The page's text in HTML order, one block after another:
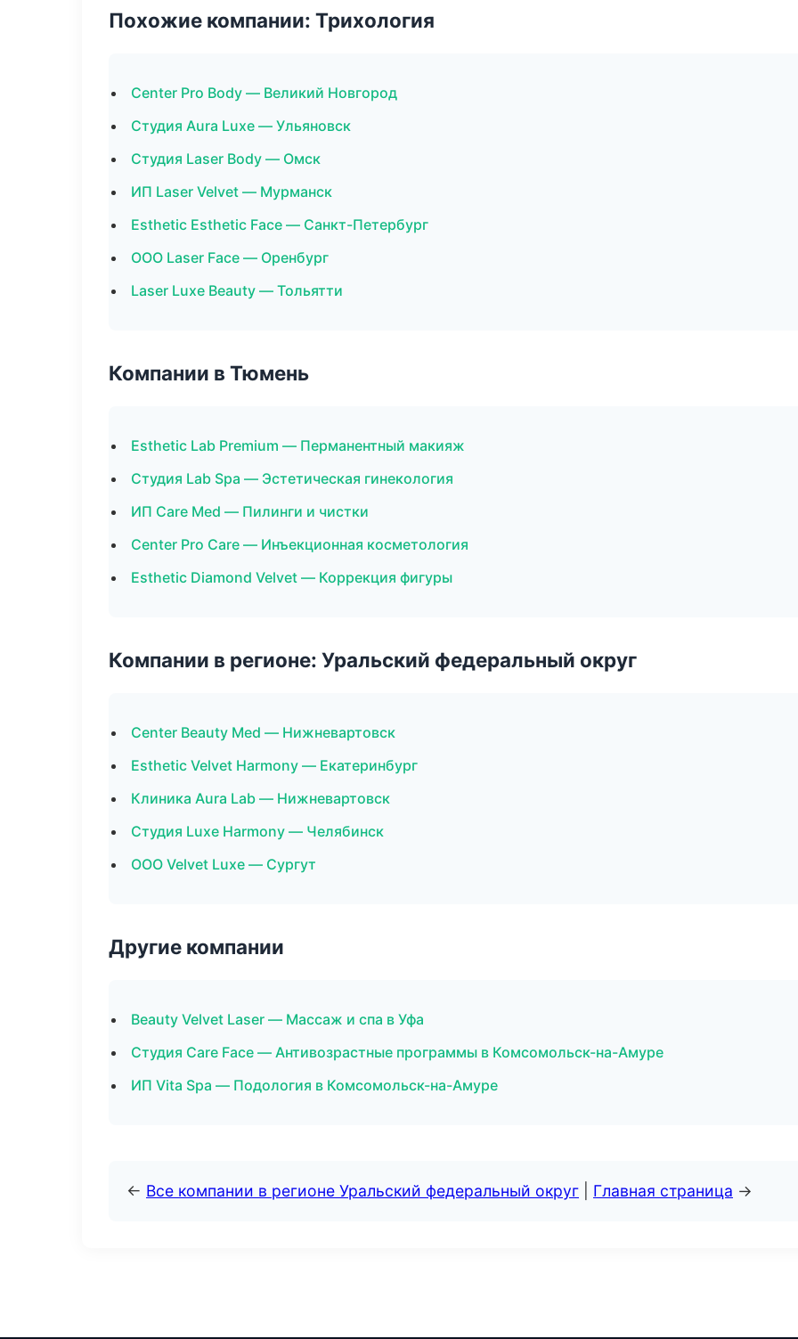
Похожие компании: Трихология
Center Pro Body — Великий Новгород
Студия Aura Luxe — Ульяновск
Студия Laser Body — Омск
ИП Laser Velvet — Мурманск
Esthetic Esthetic Face — Санкт-Петербург
ООО Laser Face — Оренбург
Laser Luxe Beauty — Тольятти
Компании в Тюмень
Esthetic Lab Premium — Перманентный макияж
Студия Lab Spa — Эстетическая гинекология
ИП Care Med — Пилинги и чистки
Center Pro Care — Инъекционная косметология
Esthetic Diamond Velvet — Коррекция фигуры
Компании в регионе: Уральский федеральный округ
Center Beauty Med — Нижневартовск
Esthetic Velvet Harmony — Екатеринбург
Клиника Aura Lab — Нижневартовск
Студия Luxe Harmony — Челябинск
ООО Velvet Luxe — Сургут
Другие компании
Beauty Velvet Laser — Массаж и спа в Уфа
Студия Care Face — Антивозрастные программы в Комсомольск-на-Амуре
ИП Vita Spa — Подология в Комсомольск-на-Амуре
← Все компании в регионе Уральский федеральный округ Главная страница →